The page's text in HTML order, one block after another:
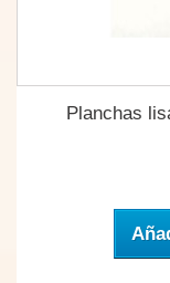
Planchas